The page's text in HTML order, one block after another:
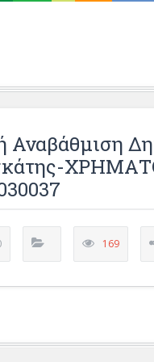
Αναβάθμιση
169